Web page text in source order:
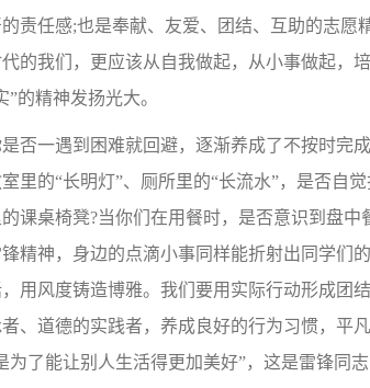
责任感;也是奉献、友爱、团结、互助的志愿
的我们，更应该从自我做起，从小事做起，
的精神发扬光大。
否一遇到困难就回避，逐渐养成了不按时完
里的“长明灯”、厕所里的“长流水”，是否自
课桌椅凳?当你们在用餐时，是否意识到盘中
精神，身边的点滴小事同样能折射出同学们
用风度铸造博雅。我们要用实际行动形成团
、道德的实践者，养成良好的行为习惯，平
了能让别人生活得更加美好”，这是雷锋同志